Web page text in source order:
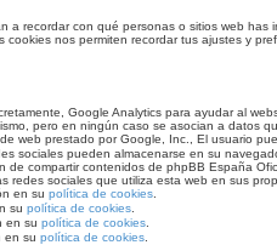
a recordar con qué personas o sitios web has
cookies nos permiten recordar tus ajustes y
Google Analytics para ayudar al
pero en ningún caso se asocian a datos
web prestado por Google, Inc., El usuario
sociales pueden almacenarse en su
de compartir contenidos de phpBB España
redes sociales que utiliza esta web en sus
en su política de cookies
su política de cookies
en su política de cookies
en su política de cookies